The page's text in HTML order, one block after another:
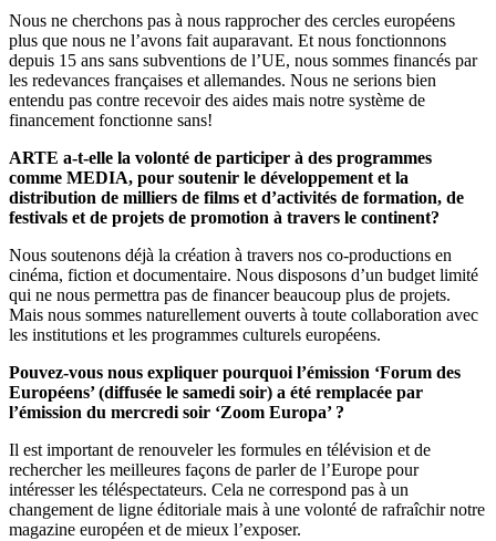
Nous ne cherchons pas à nous rapprocher des cercles européens
plus que nous ne l’avons fait auparavant. Et nous fonctionnons
depuis 15 ans sans subventions de l’UE, nous sommes financés par
les redevances françaises et allemandes. Nous ne serions bien
entendu pas contre recevoir des aides mais notre système de
financement fonctionne sans!
ARTE a-t-elle la volonté de participer à des programmes
comme MEDIA, pour soutenir le développement et la
distribution de milliers de films et d’activités de formation, de
festivals et de projets de promotion à travers le continent?
Nous soutenons déjà la création à travers nos co-productions en
cinéma, fiction et documentaire. Nous disposons d’un budget limité
qui ne nous permettra pas de financer beaucoup plus de projets.
Mais nous sommes naturellement ouverts à toute collaboration avec
les institutions et les programmes culturels européens.
Pouvez-vous nous expliquer pourquoi l’émission ‘Forum des
Européens’ (diffusée le samedi soir) a été remplacée par
l’émission du mercredi soir ‘Zoom Europa’ ?
Il est important de renouveler les formules en télévision et de
rechercher les meilleures façons de parler de l’Europe pour
intéresser les téléspectateurs. Cela ne correspond pas à un
changement de ligne éditoriale mais à une volonté de rafraîchir notre
magazine européen et de mieux l’exposer.